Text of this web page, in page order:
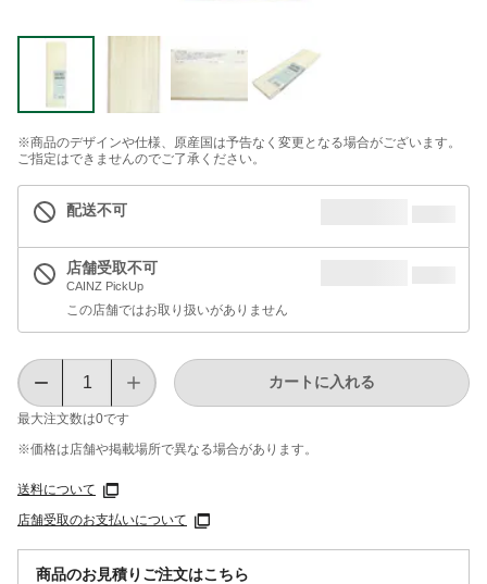
※商品のデザインや仕様、原産国は予告なく変更となる場合がございます。
ご指定はできませんのでご了承ください。
配送不可
店舗受取不可
CAINZ PickUp
この店舗ではお取り扱いがありません
最大注文数は0です
カートに入れる
※価格は​店舗や​掲載場所で​異なる​場合が​あります。
送料について
店舗受取のお支払いについて
商品のお見積りご注文はこちら